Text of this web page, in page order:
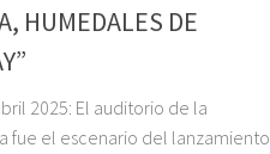
HUMEDALES DE
2025: El auditorio de la
fue el escenario del lanzamiento